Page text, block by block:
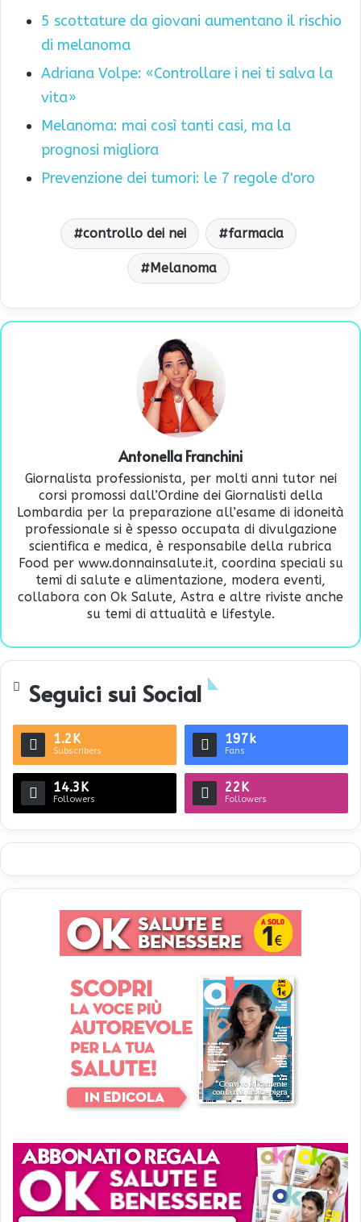
5 scottature da giovani aumentano il rischio
di melanoma
Adriana Volpe: «Controllare i nei ti salva la
vita»
Melanoma: mai così tanti casi, ma la
prognosi migliora
Prevenzione dei tumori: le 7 regole d'oro
controllo dei nei farmacia
Melanoma
Antonella Franchini
Giornalista professionista, per molti anni tutor nei
corsi promossi dall’Ordine dei Giornalisti della
Lombardia per la preparazione all’esame di idoneità
professionale si è spesso occupata di divulgazione
scientifica e medica, è responsabile della rubrica
Food per www.donnainsalute.it, coordina speciali su
temi di salute e alimentazione, modera eventi,
collabora con Ok Salute, Astra e altre riviste anche
su temi di attualità e lifestyle.
Seguici sui Social
1.2K
Subscribers
197k
Fans
14.3K
Followers
22K
Followers